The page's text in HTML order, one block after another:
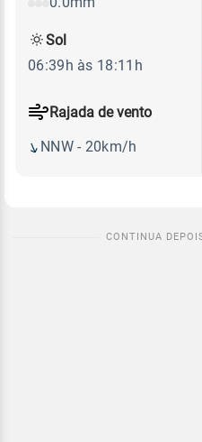
Rajada de vento
NNW - 20km/h
Sol
06:39h às 18:11h